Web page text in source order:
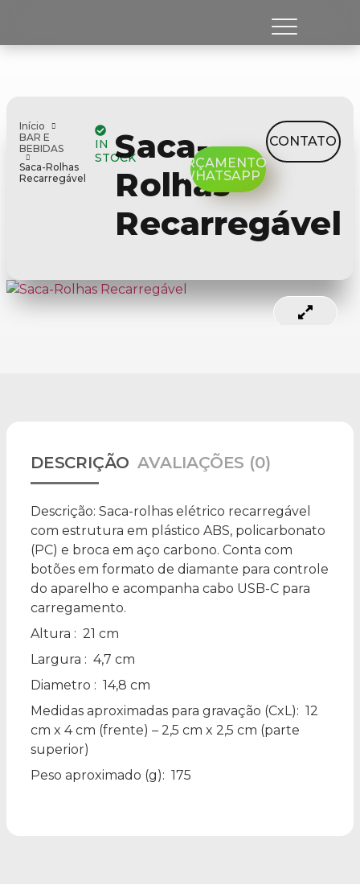
Início
BAR E
BEBIDAS
Saca-Rolhas
Recarregável
IN
STOCKSaca-
Rolhas
Recarregável
ORÇAMENTO
WHATSAPP
CONTATO
DESCRIÇÃO AVALIAÇÕES (0)
Descrição: Saca-rolhas elétrico recarregável
com estrutura em plástico ABS, policarbonato
(PC) e broca em aço carbono. Conta com
botões em formato de diamante para controle
do aparelho e acompanha cabo USB-C para
carregamento.
Altura : 21 cm
Largura : 4,7 cm
Diametro : 14,8 cm
Medidas aproximadas para gravação (CxL): 12
cm x 4 cm (frente) – 2,5 cm x 2,5 cm (parte
superior)
Peso aproximado (g): 175